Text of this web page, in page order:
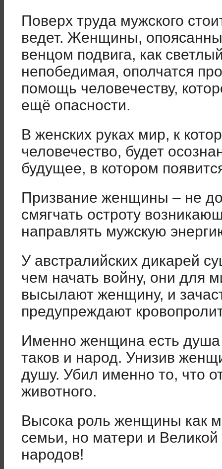
Поверх труда мужского
ведет. Женщины,
венцом подвига, как
непобедимая, ополчатся
помощь человечеству,
ещё опасности.
В женских руках мир, к
человечество, будет
будущее, в котором
Призвание женщины – не
смягчать остроту
направлять мужскую
У австралийских дикарей
чем начать войну, они для
высылают женщину, и
предупреждают
Именно женщина есть
таков и народ. Унизив
душу. Убил именно то, что
животного.
Высока роль женщины как
семьи, но матери и
народов!